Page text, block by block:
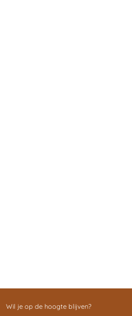
Wil je op de hoogte blijven?